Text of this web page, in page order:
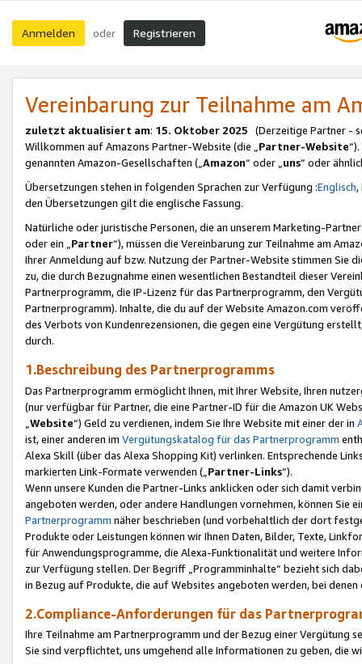
Anmelden oder Registrieren
Vereinbarung zur Teilnahme am
zuletzt aktualisiert am: 15. Oktober 2025 (Derzeitige Partner -
Willkommen auf Amazons Partner-Website (die „Partner-Website
genannten Amazon-Gesellschaften („Amazon“ oder „uns“ oder
Übersetzungen stehen in folgenden Sprachen zur Verfügung :Englisch,
den Übersetzungen gilt die englische Fassung.
Natürliche oder juristische Personen, die an unserem Marketing-
oder ein „Partner“), müssen die Vereinbarung zur Teilnahme am
Ihrer Anmeldung auf bzw. Nutzung der Partner-Website stimmen Sie
zu, die durch Bezugnahme einen wesentlichen Bestandteil dieser
Partnerprogramm, die IP-Lizenz für das Partnerprogramm, den
Partnerprogramm). Inhalte, die du auf der Website Amazon.com
des Verbots von Kundenrezensionen, die gegen eine Vergütung
durch.
1.Beschreibung des Partnerprogramms
Das Partnerprogramm ermöglicht Ihnen, mit Ihrer Website, Ihren
(nur verfügbar für Partner, die eine Partner-ID für die Amazon UK
Website“) Geld zu verdienen, indem Sie Ihre Website mit einer der in
ist, einer anderen im Vergütungskatalog für das Partnerprogramm
Alexa Skill (über das Alexa Shopping Kit) verlinken. Entsprechende
markierten Link-Formate verwenden („ Partner-Links“).
Wenn unsere Kunden die Partner-Links anklicken oder sich damit
angeboten werden, oder andere Handlungen vornehmen, können Sie
Partnerprogramm näher beschrieben (und vorbehaltlich der dort
Produkte oder Leistungen können wir Ihnen Daten, Bilder, Texte,
für Anwendungsprogramme, die Alexa-Funktionalität und weitere
zur Verfügung stellen. Der Begriff „Programminhalte“ bezieht sich
in Bezug auf Produkte, die auf Websites angeboten werden, bei
2.Compliance-Anforderungen für das
Ihre Teilnahme am Partnerprogramm und der Bezug einer Vergütung
Sie sind verpflichtet, uns umgehend alle Informationen zu geben, die